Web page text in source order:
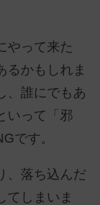
やって来た
るかもしれま
、誰にでもあ
いって「邪
です。
、落ち込んだ
てしまいま